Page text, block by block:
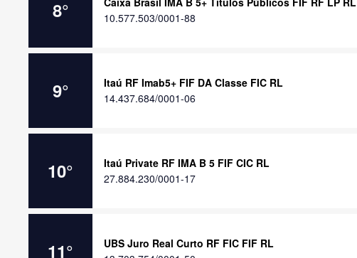
8°
10.577.503/0001-88
9°
Itaú RF Imab5+ FIF DA Classe FIC RL
14.437.684/0001-06
10°
Itaú Private RF IMA B 5 FIF CIC RL
27.884.230/0001-17
11°
UBS Juro Real Curto RF FIC FIF RL